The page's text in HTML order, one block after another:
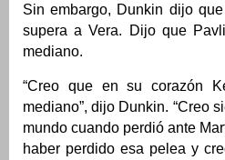
Sin embargo, Dunkin dijo
supera a Vera. Dijo que
mediano.
“Creo que en su corazón
mediano”, dijo Dunkin. “Creo
mundo cuando perdió ante
haber perdido esa pelea y